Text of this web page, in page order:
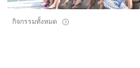
กิจกรรมทั้งหมด